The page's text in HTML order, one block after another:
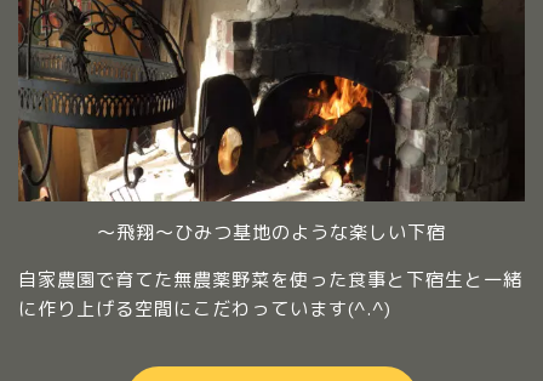
～飛翔～ひみつ基地のような楽しい下宿
自家農園で育てた無農薬野菜を使った食事と下宿生と一緒
に作り上げる空間にこだわっています(^.^)